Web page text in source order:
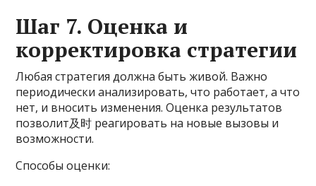
Шаг 7. Оценка и
корректировка стратегии
Любая стратегия должна быть живой. Важно
периодически анализировать, что работает, а что
нет, и вносить изменения. Оценка результатов
позволит及时 реагировать на новые вызовы и
возможности.
Способы оценки: